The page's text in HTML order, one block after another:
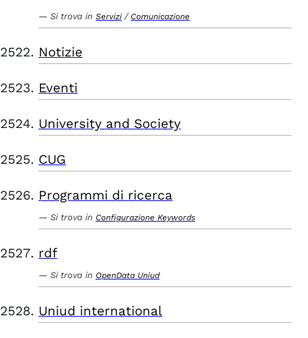
Si trova in Servizi / Comunicazione
Notizie
Eventi
University and Society
CUG
Programmi di ricerca
Si trova in Configurazione Keywords
rdf
Si trova in OpenData Uniud
Uniud international